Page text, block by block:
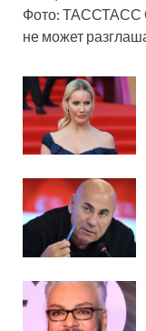
Фото: ТАССТАСС
не может